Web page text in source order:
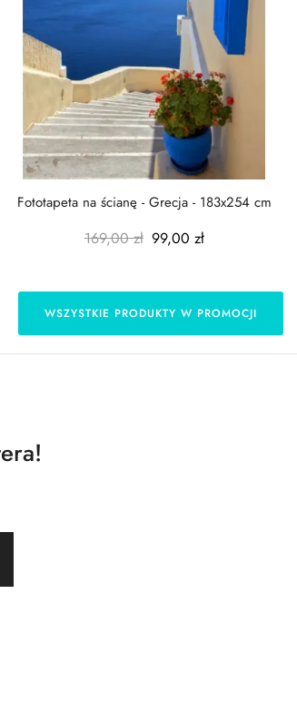
Fototapeta na ścianę - Grecja - 183x254 cm
169,00 zł 99,00 zł
WSZYSTKIE PRODUKTY W PROMOCJI